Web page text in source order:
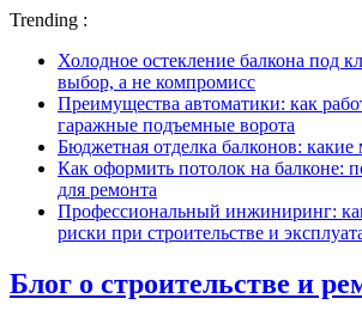
Trending :
Холодное остекление балкона под
выбор, а не компромисс
Преимущества автоматики: как
гаражные подъемные ворота
Бюджетная отделка балконов:
Как оформить потолок на балконе:
для ремонта
Профессиональный инжиниринг:
риски при строительстве и
Блог о строительстве и